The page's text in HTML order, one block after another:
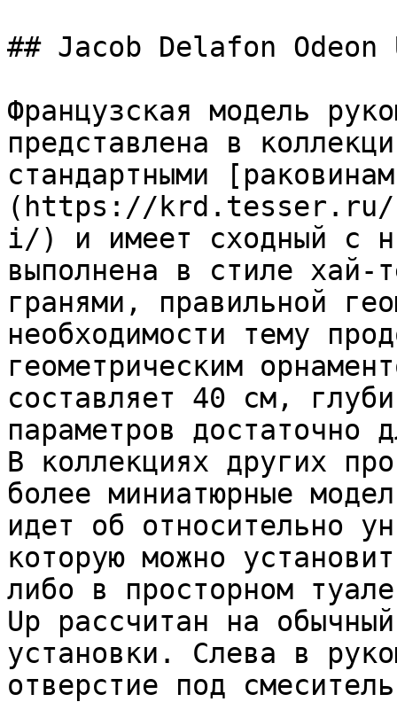
## Jacob Delafon Odeon
Французская модель
представлена в
стандартными
(https://krd.tesser.ru/
i/) и имеет сходный с
выполнена в стиле хай-
гранями, правильной
необходимости тему
геометрическим
составляет 40 см,
параметров
В коллекциях других
более миниатюрные
идет об относительно
которую можно
либо в просторном
Up рассчитан на
установки. Слева в
отверстие под